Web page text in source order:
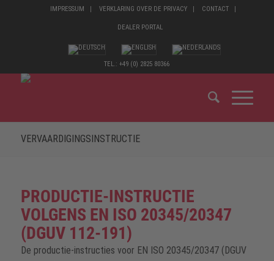
IMPRESSUM VERKLARING OVER DE PRIVACY CONTACT
DEALER PORTAL
TEL.: +49 (0) 2825 80366
VERVAARDIGINGSINSTRUCTIE
PRODUCTIE-INSTRUCTIE
VOLGENS EN ISO 20345/20347
(DGUV 112-191)
De productie-instructies voor EN ISO 20345/20347 (DGUV